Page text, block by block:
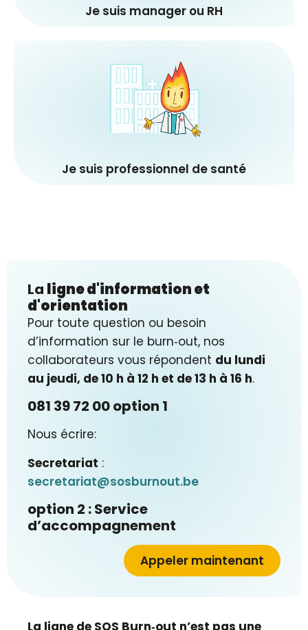
Je suis manager ou RH
Je suis professionnel de santé
Je veux prévenir, détecter et
accompagner le burn‑out
Explorer
La ligne d'information et
d'orientation
Pour toute question ou besoin
d’information sur le burn‑out, nos
collaborateurs vous répondent du lundi
au jeudi, de 10 h à 12 h et de 13 h à 16 h.
081 39 72 00 option 1
Nous écrire:
Secretariat :
secretariat@sosburnout.be
option 2 : Service
d’accompagnement
Appeler maintenant
La ligne de SOS Burn‑out n’est pas une